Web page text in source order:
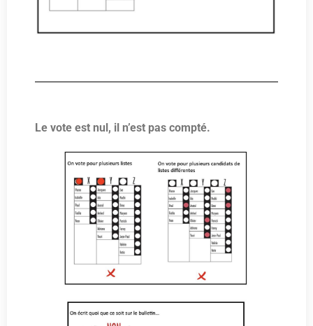
Le vote est nul, il n’est pas compté.